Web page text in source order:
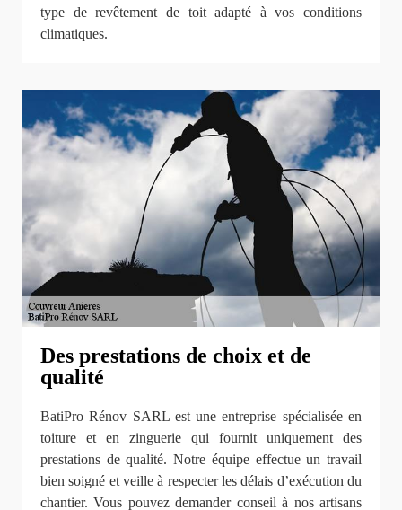
type de revêtement de toit adapté à vos conditions
climatiques.
Des prestations de choix et de
qualité
BatiPro Rénov SARL est une entreprise spécialisée en
toiture et en zinguerie qui fournit uniquement des
prestations de qualité. Notre équipe effectue un travail
bien soigné et veille à respecter les délais d’exécution du
chantier. Vous pouvez demander conseil à nos artisans